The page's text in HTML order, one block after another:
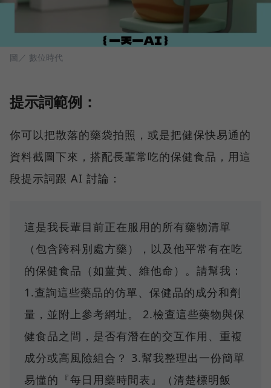
圖／ 數位時代
提示詞範例：
你可以把散落的藥袋拍照，或是把健保快易通的
資料截圖下來，搭配長輩常吃的保健食品，用這
段提示詞跟 AI 討論：
這是我長輩目前正在服用的所有藥物清單
（包含跨科別處方藥），以及他平常有在吃
的保健食品（如薑黃、維他命）。請幫我：
1.查詢這些藥品的仿單、保健品的成分和劑
量，並附上參考網址。 2.檢查這些藥物與保
健食品之間，是否有潛在的交互作用、重複
成分或高風險組合？ 3.幫我整理出一份簡單
易懂的『每日用藥時間表』（清楚標明飯